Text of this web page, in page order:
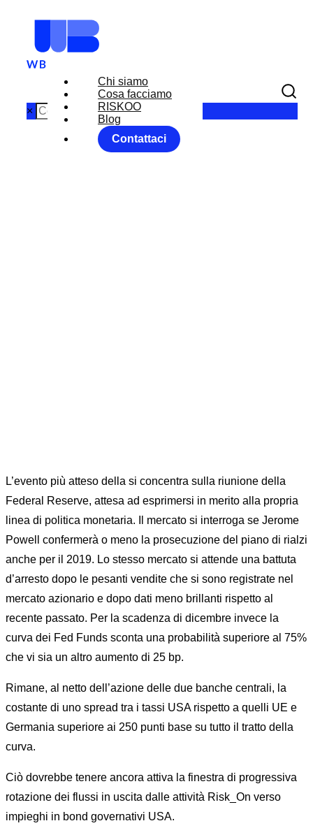
Chi siamo
Cosa facciamo
RISKOO
Blog
Contattaci
×
MARKET
L’evento più atteso della si concentra sulla riunione della
Federal Reserve, attesa ad esprimersi in merito alla propria
linea di politica monetaria. Il mercato si interroga se Jerome
Powell confermerà o meno la prosecuzione del piano di rialzi
anche per il 2019. Lo stesso mercato si attende una battuta
d’arresto dopo le pesanti vendite che si sono registrate nel
mercato azionario e dopo dati meno brillanti rispetto al
recente passato. Per la scadenza di dicembre invece la
curva dei Fed Funds sconta una probabilità superiore al 75%
che vi sia un altro aumento di 25 bp.
Rimane, al netto dell’azione delle due banche centrali, la
costante di uno spread tra i tassi USA rispetto a quelli UE e
Germania superiore ai 250 punti base su tutto il tratto della
curva.
Ciò dovrebbe tenere ancora attiva la finestra di progressiva
rotazione dei flussi in uscita dalle attività Risk_On verso
impieghi in bond governativi USA.